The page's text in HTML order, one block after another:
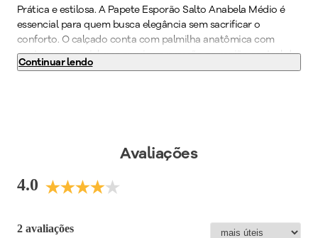
Prática e estilosa. A Papete Esporão Salto Anabela Médio é
essencial para quem busca elegância sem sacrificar o
conforto. O calçado conta com palmilha anatômica com
contorno especial que previne a pressão na região central do
calcanhar, oferecendo maciez a cada passo. A tecnologia
anatômica e de fácil limpeza, super amortecimento e solado
superaderente tornando-a indispensável para quem precisa
ambiente de trabalho e aquele jantar especial.
Medida do Salto (cm)
Continuar lendo
Avaliações
4.0
2 avaliações